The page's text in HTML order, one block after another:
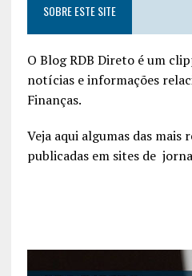
SOBRE ESTE SITE
O Blog RDB Direto é um
notícias e informações
Finanças.
Veja aqui algumas das
publicadas em sites de